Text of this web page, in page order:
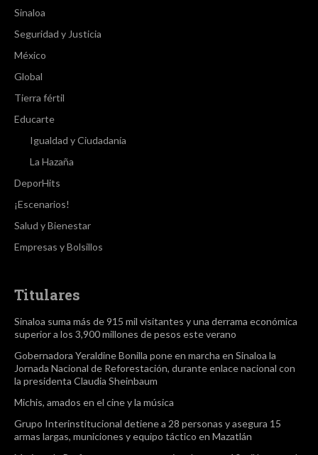
Sinaloa
Seguridad y Justicia
México
Global
Tierra fértil
Educarte
Igualdad y Ciudadanía
La Hazaña
DeporHits
¡Escenarios!
Salud y Bienestar
Empresas y Bolsillos
Titulares
Sinaloa suma más de 915 mil visitantes y una derrama económica
superior a los 3,900 millones de pesos este verano
Gobernadora Yeraldine Bonilla pone en marcha en Sinaloa la
Jornada Nacional de Reforestación, durante enlace nacional con
la presidenta Claudia Sheinbaum
Michis, amados en el cine y la música
Grupo Interinstitucional detiene a 28 personas y asegura 15
armas largas, municiones y equipo táctico en Mazatlán